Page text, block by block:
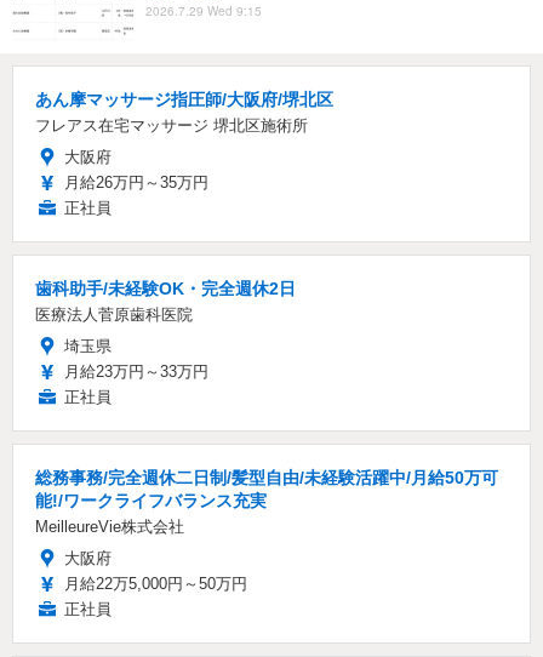
2026.7.29 Wed 9:15
あん摩マッサージ指圧師/大阪府/堺北区
フレアス在宅マッサージ 堺北区施術所
大阪府
月給26万円～35万円
正社員
歯科助手/未経験OK・完全週休2日
医療法人菅原歯科医院
埼玉県
月給23万円～33万円
正社員
総務事務/完全週休二日制/髪型自由/未経験活躍中/月給50万可
能!/ワークライフバランス充実
MeilleureVie株式会社
大阪府
月給22万5,000円～50万円
正社員